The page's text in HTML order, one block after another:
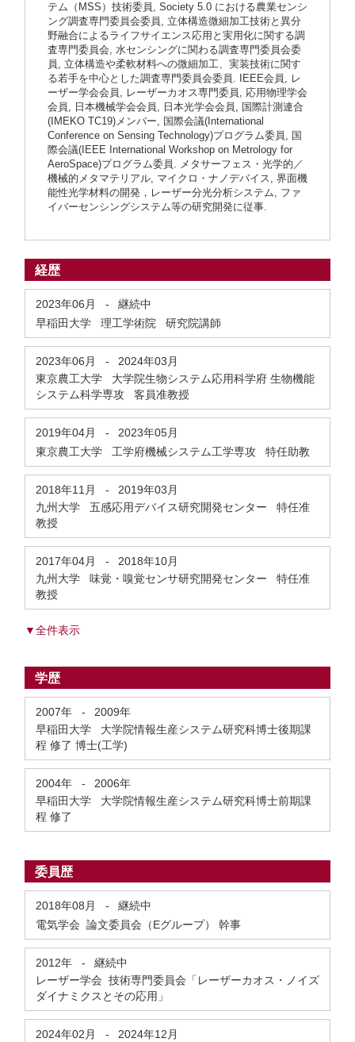
テム（MSS）技術委員, Society 5.0 における農業センシ
ング調査専門委員会委員, 立体構造微細加工技術と異分
野融合によるライフサイエンス応用と実用化に関する調
査専門委員会, 水センシングに関わる調査専門委員会委
員, 立体構造や柔軟材料への微細加工、実装技術に関す
る若手を中心とした調査専門委員会委員. IEEE会員, レ
ーザー学会会員, レーザーカオス専門委員, 応用物理学会
会員, 日本機械学会会員, 日本光学会会員, 国際計測連合
(IMEKO TC19)メンバー, 国際会議(International
Conference on Sensing Technology)プログラム委員, 国
際会議(IEEE International Workshop on Metrology for
AeroSpace)プログラム委員. メタサーフェス・光学的／
機械的メタマテリアル, マイクロ・ナノデバイス, 界面機
能性光学材料の開発，レーザー分光分析システム, ファ
イバーセンシングシステム等の研究開発に従事.
経歴
2023年06月 -
継続中
早稲田大学 理工学術院 研究院講師
2023年06月 -
2024年03月
東京農工大学 大学院生物システム応用科学府 生物機能
システム科学専攻 客員准教授
2019年04月 -
2023年05月
東京農工大学 工学府機械システム工学専攻 特任助教
2018年11月 -
2019年03月
九州大学 五感応用デバイス研究開発センター 特任准
教授
2017年04月 -
2018年10月
九州大学 味覚・嗅覚センサ研究開発センター 特任准
教授
▼全件表示
学歴
2007年 -
2009年
早稲田大学 大学院情報生産システム研究科博士後期課
程 修了 博士(工学)
2004年 -
2006年
早稲田大学 大学院情報生産システム研究科博士前期課
程 修了
委員歴
2018年08月 -
継続中
電気学会 論文委員会（Eグループ） 幹事
2012年 -
継続中
レーザー学会 技術専門委員会「レーザーカオス・ノイズ
ダイナミクスとその応用」
2024年02月 -
2024年12月